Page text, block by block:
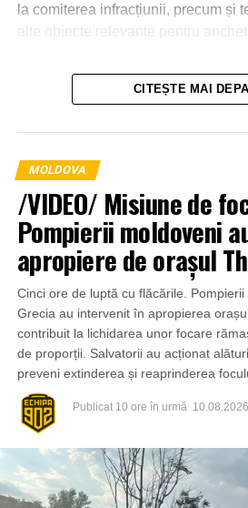
la comiterea infracțiunii, precum și
alte obiecte relevante pentru
Potrivit anchetatorilor, schema ar fi
grup de persoane, o parte dintre
urmează să fie stabilite în cadrul
CITEȘTE MAI
MOLDOVA
/VIDEO/ Misiune de
Pompierii moldoveni
apropiere de orașul
Cinci ore de luptă cu flăcările.
Grecia au intervenit în apropierea
contribuit la lichidarea unor focare
de proporții. Salvatorii au acționat
preveni extinderea și reaprinderea
Publicat 10 ore în urmă 10.08.2026